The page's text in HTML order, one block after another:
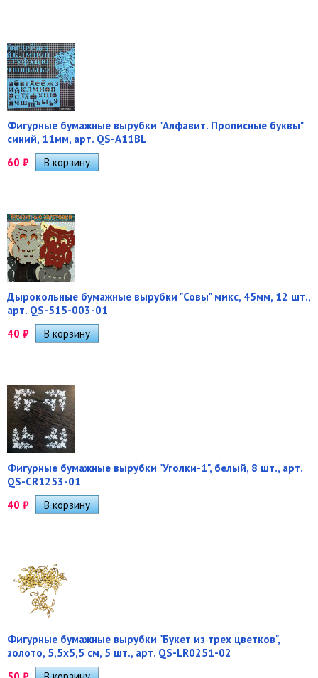
Фигурные бумажные вырубки "Алфавит. Прописные буквы"
синий, 11мм, арт. QS-A11BL
60 ₽
Дырокольные бумажные вырубки "Совы" микс, 45мм, 12 шт.,
арт. QS-515-003-01
40 ₽
Фигурные бумажные вырубки "Уголки-1", белый, 8 шт., арт.
QS-CR1253-01
40 ₽
Фигурные бумажные вырубки "Букет из трех цветков",
золото, 5,5х5,5 см, 5 шт., арт. QS-LR0251-02